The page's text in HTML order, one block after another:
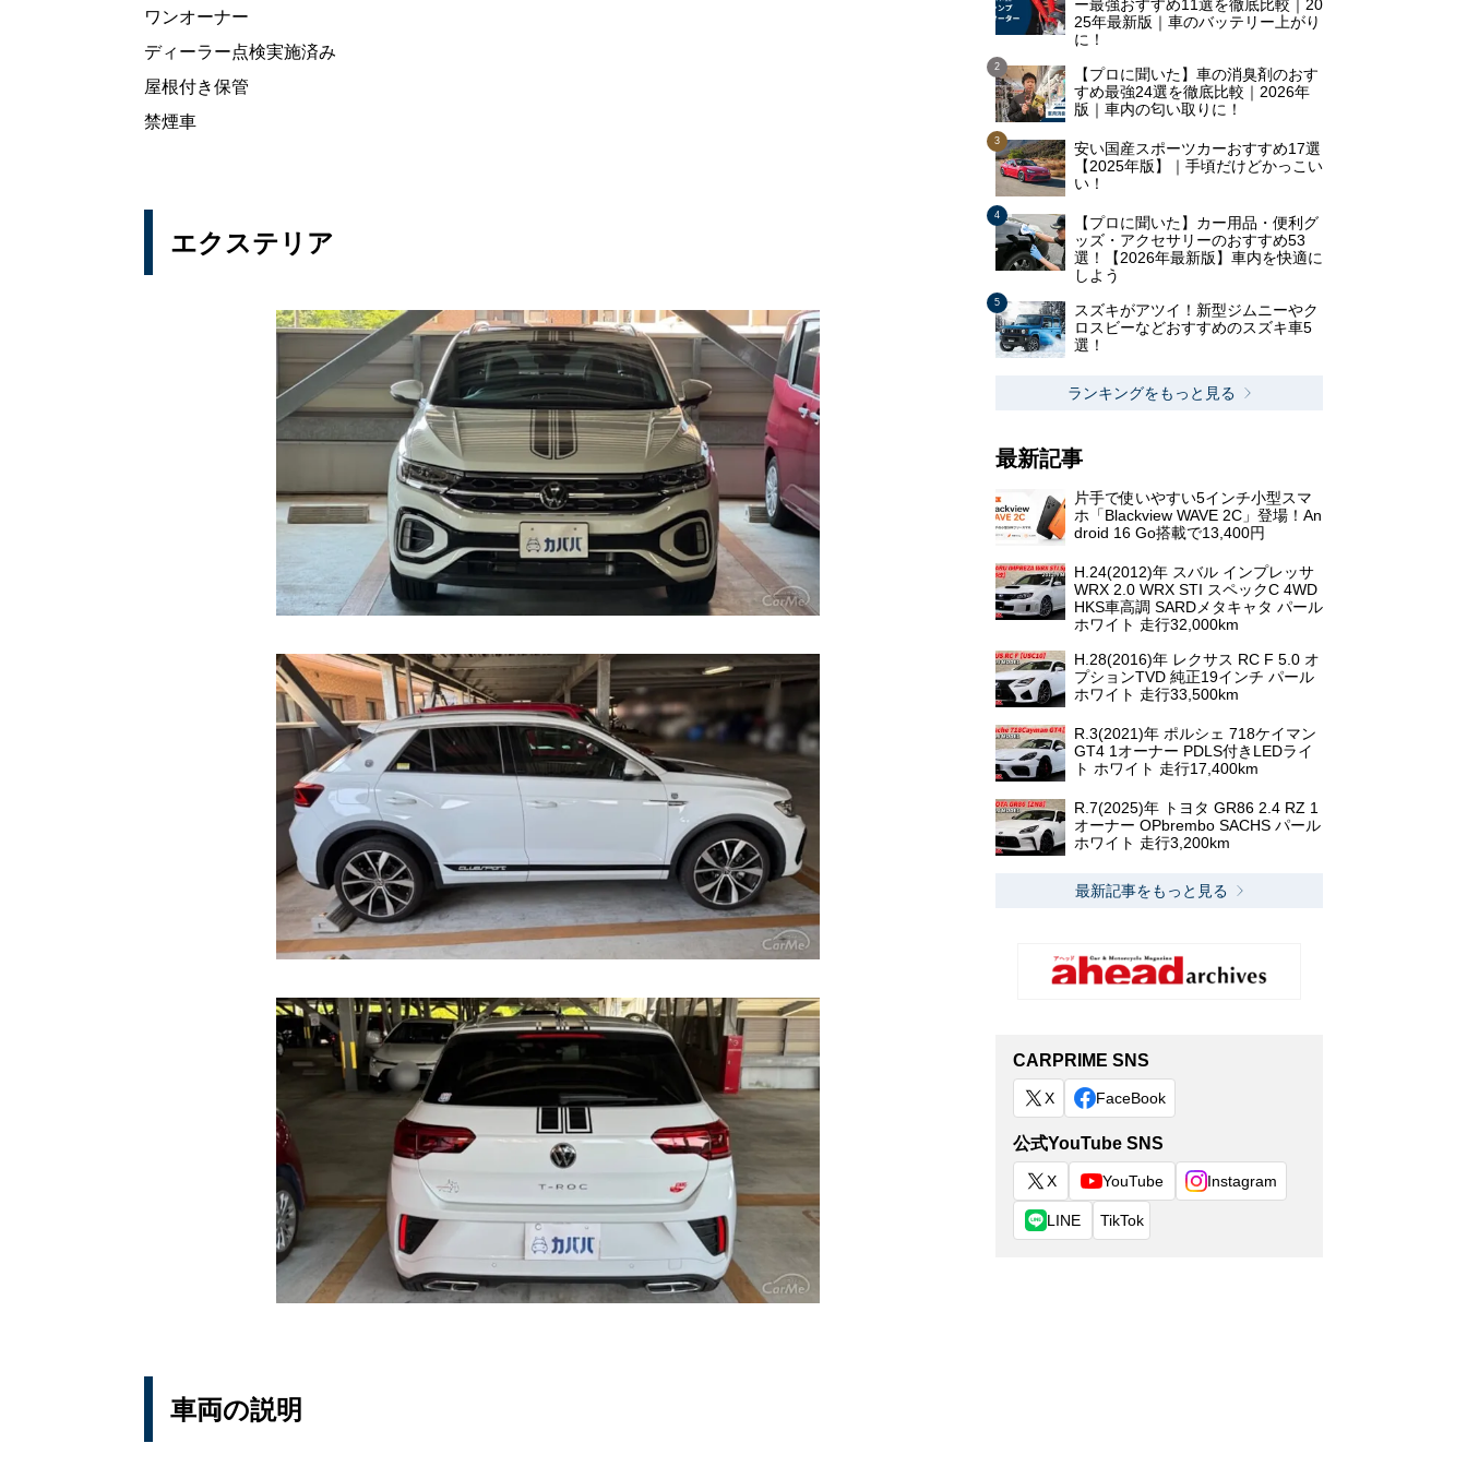
ワンオーナー
ディーラー点検実施済み
屋根付き保管
禁煙車
エクステリア
車両の説明
ー最強おすすめ11選を徹底比較｜20
25年最新版｜車のバッテリー上がり
に！
【プロに聞いた】車の消臭剤のおす
すめ最強24選を徹底比較｜2026年
版｜車内の匂い取りに！
安い国産スポーツカーおすすめ17選
【2025年版】｜手頃だけどかっこい
い！
【プロに聞いた】カー用品・便利グ
ッズ・アクセサリーのおすすめ53
選！【2026年最新版】車内を快適に
しよう
スズキがアツイ！新型ジムニーやク
ロスビーなどおすすめのスズキ車5
選！
ランキングをもっと見る
最新記事
片手で使いやすい5インチ小型スマ
ホ「Blackview WAVE 2C」登場！An
droid 16 Go搭載で13,400円
H.24(2012)年 スバル インプレッサ
WRX 2.0 WRX STI スペックC 4WD
HKS車高調 SARDメタキャタ パール
ホワイト 走行32,000km
H.28(2016)年 レクサス RC F 5.0 オ
プションTVD 純正19インチ パール
ホワイト 走行33,500km
R.3(2021)年 ポルシェ 718ケイマン
GT4 1オーナー PDLS付きLEDライ
ト ホワイト 走行17,400km
R.7(2025)年 トヨタ GR86 2.4 RZ 1
オーナー OPbrembo SACHS パール
ホワイト 走行3,200km
最新記事をもっと見る
CARPRIME SNS
X FaceBook
公式YouTube SNS
X YouTube Instagram
LINE TikTok